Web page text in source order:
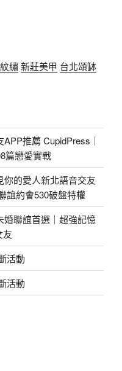
繡新莊美甲 台北頌缽
推薦 CupidPress｜
篇戀愛實戰
的愛人新北語音交友
誼約會530破盤特權
婚聯誼首選｜超強記憶
友
活動
活動